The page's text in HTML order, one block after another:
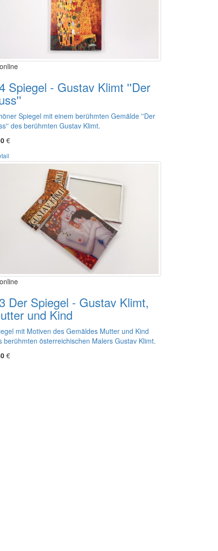
Spiegel - Gustav Klimt ''Der
Spiegel mit einem berühmten Gemälde ''Der
des berühmten Gustav Klimt.
€
Der Spiegel - Gustav Klimt,
und Kind
mit Motiven des Gemäldes Mutter und Kind
berühmten österreichischen Malers Gustav Klimt.
€